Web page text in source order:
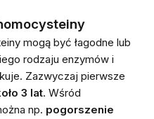
mogą być łagodne lub
rodzaju enzymów i
Zazwyczaj pierwsze
3 lat. Wśród
np. pogorszenie